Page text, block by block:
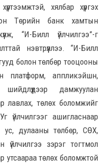
хялбар хүргэх
Төрийн банк хамтын
“И-Билл үйлчилгээ”-г
нэвтрүүллээ. “И-Билл
болон төлбөр тооцооны
платформ, аппликэйшн,
дамжуулан
лавлах, төлөх боломжийг
үйлчилгээг ашигласнаар
ус, дулааны төлбөр, СӨХ,
үйлчилгээ зэрэг тогтмол
утсаараа төлөх боломжтой